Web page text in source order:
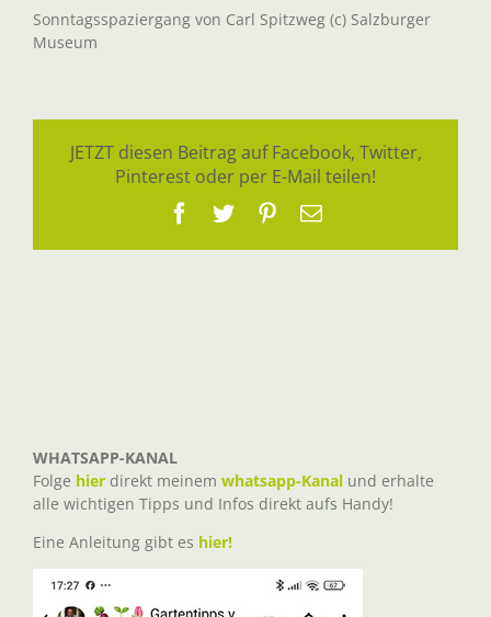
Sonntagsspaziergang von Carl Spitzweg (c) Salzburger
Museum
JETZT diesen Beitrag auf Facebook, Twitter,
Pinterest oder per E-Mail teilen!
Facebook
TwitterPinterest
E-
WHATSAPP-KANAL
Folge hier direkt meinem whatsapp-Kanal und erhalte
alle wichtigen Tipps und Infos direkt aufs Handy!
Eine Anleitung gibt es hier!